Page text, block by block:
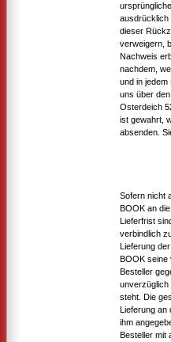
ausdrücklich
dieser
verweigern,
Nachweis
nachdem,
und in jedem
uns über
Osterdeich
ist gewahrt,
absenden.
Sofern nicht
BOOK an
Lieferfrist
verbindlich
Lieferung
BOOK seine
Besteller
unverzüglich
steht. Die
Lieferung an
ihm
Besteller mit